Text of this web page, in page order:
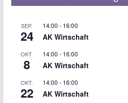
SEP.
24
14:00 - 16:00
AK Wirtschaft
OKT.
8
14:00 - 16:00
AK Wirtschaft
OKT.
22
14:00 - 16:00
AK Wirtschaft